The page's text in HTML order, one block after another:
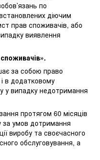
по
діючим
прав споживачів, або
виявлення
за собою право
в додатковому
у випадку недотримання
протягом 60 місяців
за умов дотримання
виробу та своєчасного
обслуговування, а